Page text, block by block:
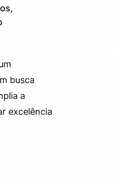
busca
a
excelência